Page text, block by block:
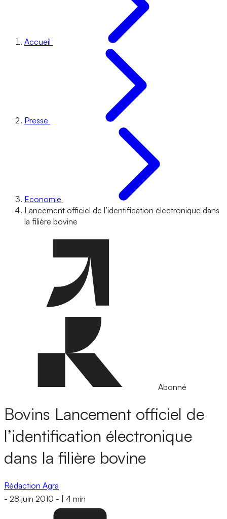
Accueil
Presse
Economie
Lancement officiel de l’identification électronique dans
la filière bovine
Abonné
Bovins Lancement officiel de
l’identification électronique
dans la filière bovine
Rédaction Agra
- 28 juin 2010 - 4 min